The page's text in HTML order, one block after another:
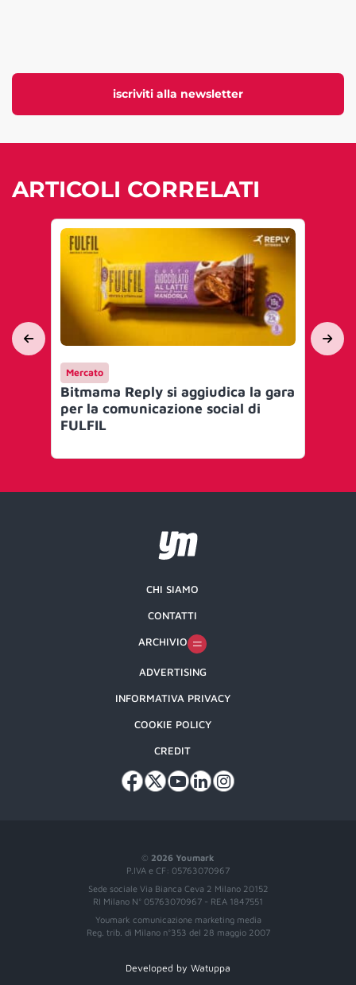
iscriviti alla newsletter
ARTICOLI CORRELATI
Mercato
Bitmama Reply si aggiudica la gara
per la comunicazione social di
FULFIL
© 2026 Youmark
P.IVA e CF: 05763070967
Sede sociale Via Bianca Ceva 2 Milano 20152
RI Milano N° 05763070967 - REA 1847551
Youmark comunicazione marketing media
Reg. trib. di Milano n°353 del 28 maggio 2007
CHI SIAMO
CONTATTI
ARCHIVIO
ADVERTISING
INFORMATIVA PRIVACY
COOKIE POLICY
CREDIT
Developed by Watuppa